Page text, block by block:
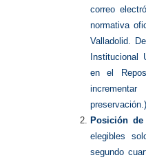
correo
normativa
Valladolid.
Institucional
en el
preservación.)
Posición
elegibles
segundo